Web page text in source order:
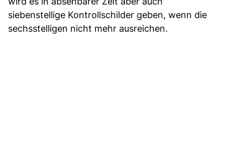
siebenstellige Kontrollschilder geben, wenn die
sechsstelligen nicht mehr ausreichen.